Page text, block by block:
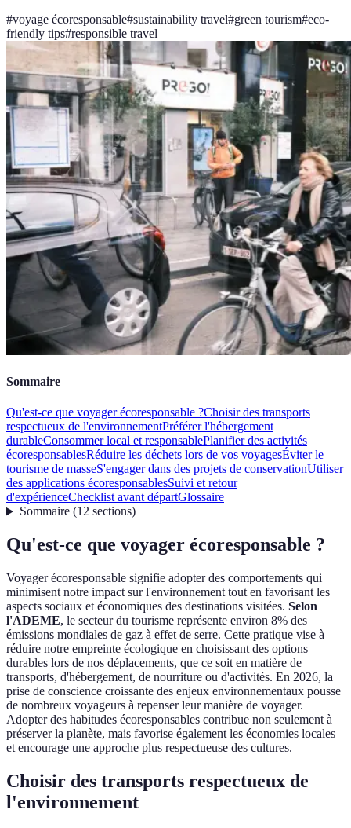
#voyage écoresponsable#sustainability travel#green tourism#eco-
friendly tips#responsible travel
Sommaire
Qu'est-ce que voyager écoresponsable ?Choisir des transports
respectueux de l'environnementPréférer l'hébergement
durableConsommer local et responsablePlanifier des activités
écoresponsablesRéduire les déchets lors de vos voyagesÉviter le
tourisme de masseS'engager dans des projets de conservationUtiliser
des applications écoresponsablesSuivi et retour
d'expérienceChecklist avant départGlossaire
Sommaire(12 sections)
Qu'est-ce que voyager écoresponsable ?
Voyager écoresponsable signifie adopter des comportements qui
minimisent notre impact sur l'environnement tout en favorisant les
aspects sociaux et économiques des destinations visitées. Selon
l'ADEME, le secteur du tourisme représente environ 8% des
émissions mondiales de gaz à effet de serre. Cette pratique vise à
réduire notre empreinte écologique en choisissant des options
durables lors de nos déplacements, que ce soit en matière de
transports, d'hébergement, de nourriture ou d'activités. En 2026, la
prise de conscience croissante des enjeux environnementaux pousse
de nombreux voyageurs à repenser leur manière de voyager.
Adopter des habitudes écoresponsables contribue non seulement à
préserver la planète, mais favorise également les économies locales
et encourage une approche plus respectueuse des cultures.
Choisir des transports respectueux de
l'environnement